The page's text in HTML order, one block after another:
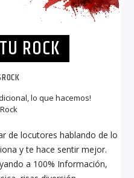
ROCK
lo que hacemos!
de locutores hablando de lo
y te hace sentir mejor.
a 100% Información,